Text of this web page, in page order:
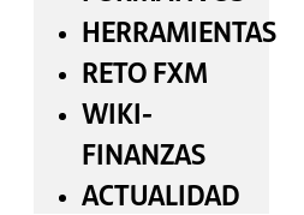
HERRAMIENTAS
RETO FXM
WIKI-
FINANZAS
ACTUALIDAD